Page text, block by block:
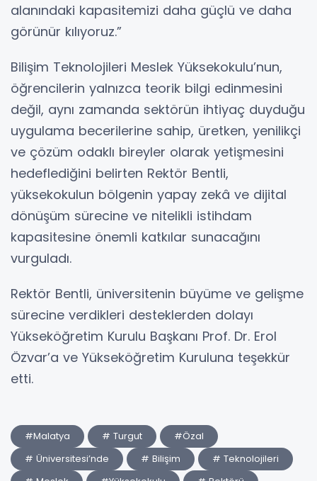
alanındaki kapasitemizi daha güçlü ve daha
görünür kılıyoruz.”
Bilişim Teknolojileri Meslek Yüksekokulu’nun,
öğrencilerin yalnızca teorik bilgi edinmesini
değil, aynı zamanda sektörün ihtiyaç duyduğu
uygulama becerilerine sahip, üretken, yenilikçi
ve çözüm odaklı bireyler olarak yetişmesini
hedeflediğini belirten Rektör Bentli,
yüksekokulun bölgenin yapay zekâ ve dijital
dönüşüm sürecine ve nitelikli istihdam
kapasitesine önemli katkılar sunacağını
vurguladı.
Rektör Bentli, üniversitenin büyüme ve gelişme
sürecine verdikleri desteklerden dolayı
Yükseköğretim Kurulu Başkanı Prof. Dr. Erol
Özvar’a ve Yükseköğretim Kuruluna teşekkür
etti.
#Malatya # Turgut
#Özal
# Üniversitesi’nde
# Bilişim
# Teknolojileri